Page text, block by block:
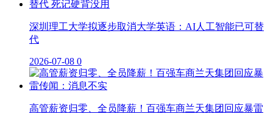
深圳理工大学拟逐步取消大学英语：AI人工智能已可替
代
2026-07-08 0
高管薪资归零、全员降薪！百强车商兰天集团回应暴雷